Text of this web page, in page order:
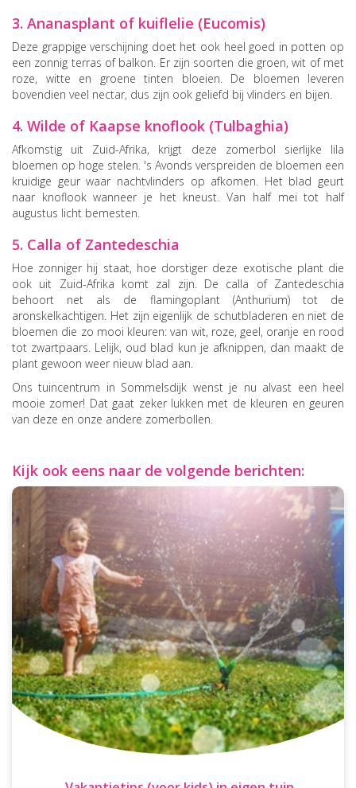
3. Ananasplant of kuiflelie (Eucomis)
Deze grappige verschijning doet het ook heel goed in potten op
een zonnig terras of balkon. Er zijn soorten die groen, wit of met
roze, witte en groene tinten bloeien. De bloemen leveren
bovendien veel nectar, dus zijn ook geliefd bij vlinders en bijen.
4. Wilde of Kaapse knoflook (Tulbaghia)
Afkomstig uit Zuid-Afrika, krijgt deze zomerbol sierlijke lila
bloemen op hoge stelen. 's Avonds verspreiden de bloemen een
kruidige geur waar nachtvlinders op afkomen. Het blad geurt
naar knoflook wanneer je het kneust. Van half mei tot half
augustus licht bemesten.
5. Calla of Zantedeschia
Hoe zonniger hij staat, hoe dorstiger deze exotische plant die
ook uit Zuid-Afrika komt zal zijn. De calla of Zantedeschia
behoort net als de flamingoplant (Anthurium) tot de
aronskelkachtigen. Het zijn eigenlijk de schutbladeren en niet de
bloemen die zo mooi kleuren: van wit, roze, geel, oranje en rood
tot zwartpaars. Lelijk, oud blad kun je afknippen, dan maakt de
plant gewoon weer nieuw blad aan.
Ons tuincentrum in Sommelsdijk wenst je nu alvast een heel
mooie zomer! Dat gaat zeker lukken met de kleuren en geuren
van deze en onze andere zomerbollen.
Kijk ook eens naar de volgende berichten: